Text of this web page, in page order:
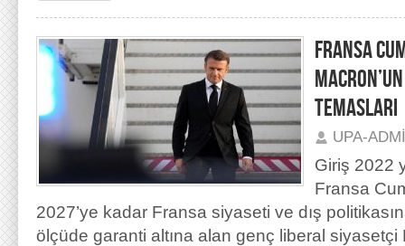
FRANSA
TEMASLARI
UPA-
Giriş 2022
Fransa
2027’ye kadar Fransa siyaseti ve dış
ölçüde garanti altına alan genç liberal